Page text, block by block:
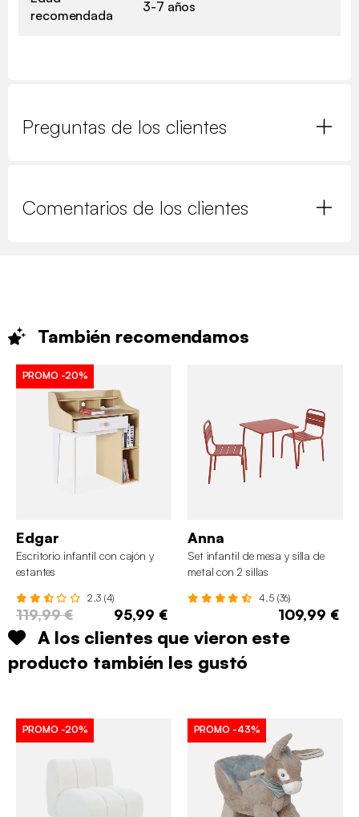
recomendada
3-7 años
Preguntas de los clientes
Comentarios de los clientes
También recomendamos
PROMO -20%
Edgar
Escritorio infantil con cajón y
estantes
2.3 (4)
119,99 € 95,99 €
Anna
Set infantil de mesa y silla de
metal con 2 sillas
4.5 (36)
109,99 €
A los clientes que vieron este
producto también les gustó
PROMO -20% PROMO -43%